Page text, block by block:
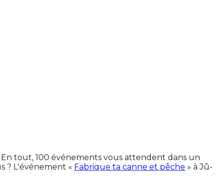
En tout, 100 événements vous attendent dans un
? L'événement « Fabrique ta canne et pêche » à Jû-